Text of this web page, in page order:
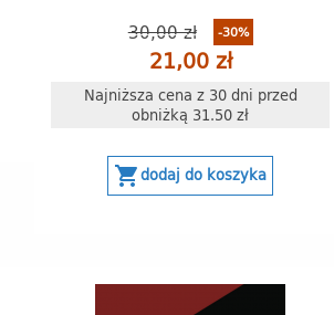
30,00 zł -30%
21,00 zł
Najniższa cena z 30 dni przed
obniżką 31.50 zł
shopping_cartdodaj do koszyka